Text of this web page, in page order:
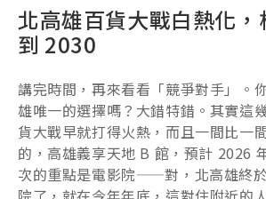
北高雄百貨大戰白熱化
到 2030
講完時間，再來看看「競爭對手」。
雄唯一的選擇嗎？大錯特錯。其實這
貨大戰早就打得火熱，而且一間比一
的，高雄義享天地 B 館，預計 2026
次的重點是電影院——對，北高雄終